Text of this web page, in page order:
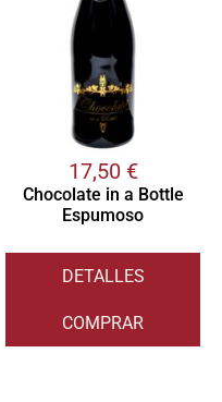
17,50 €
Chocolate in a Bottle
Espumoso
DETALLES
COMPRAR